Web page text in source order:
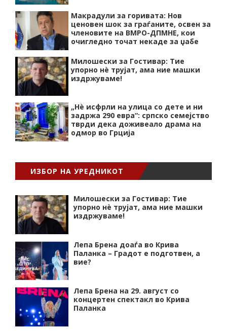
Макрадули за горивата: Нов
ценовен шок за граѓаните, освен за
членовите на ВМРО-ДПМНЕ, кои
очигледно точат некаде за џабе
Милошески за Гостивар: Тие
упорно нѐ трујат, ама ние машки
издржуваме!
„Нѐ исфрли на улица со дете и ни
задржа 290 евра“: српско семејство
тврди дека доживеало драма на
одмор во Грција
ИЗБОР НА УРЕДНИКОТ
Милошески за Гостивар: Тие
упорно нѐ трујат, ама ние машки
издржуваме!
Лепа Брена доаѓа во Крива
Паланка – Градот е подготвен, а
вие?
Лепа Брена на 29. август со
концертен спектакл во Крива
Паланка